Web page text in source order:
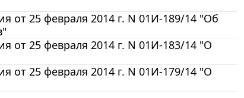
от 25 февраля 2014 г. N 01И-189/14 "Об
от 25 февраля 2014 г. N 01И-183/14 "О
от 25 февраля 2014 г. N 01И-179/14 "О